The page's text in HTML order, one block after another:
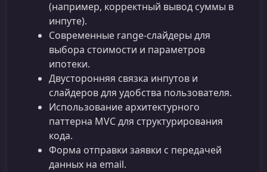
(например, корректный вывод суммы в
инпуте).
Современные range‑слайдеры для
выбора стоимости и параметров
ипотеки.
Двусторонняя связка инпутов и
слайдеров для удобства пользователя.
Использование архитектурного
паттерна MVC для структурирования
кода.
Форма отправки заявки с передачей
данных на email.